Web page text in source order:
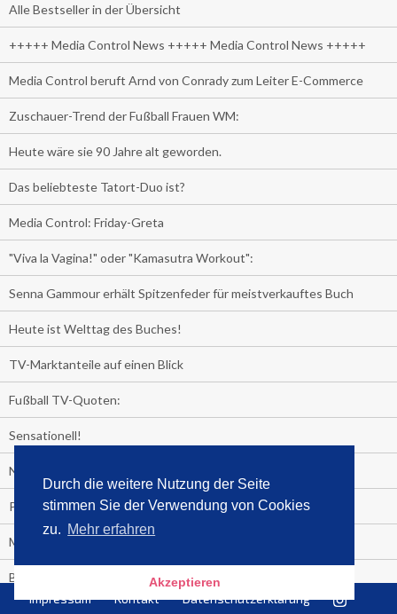
Durch die weitere Nutzung der Seite
stimmen Sie der Verwendung von Cookies
zu. Mehr erfahren
Akzeptieren
Alle Bestseller in der Übersicht
+++++ Media Control News +++++ Media Control News +++++
Media Control beruft Arnd von Conrady zum Leiter E-Commerce
Zuschauer-Trend der Fußball Frauen WM:
Heute wäre sie 90 Jahre alt geworden.
Das beliebteste Tatort-Duo ist?
Media Control: Friday-Greta
"Viva la Vagina!" oder "Kamasutra Workout":
Senna Gammour erhält Spitzenfeder für meistverkauftes Buch
Heute ist Welttag des Buches!
TV-Marktanteile auf einen Blick
Fußball TV-Quoten:
Sensationell!
Niederlande - Deutschland:
PRESSEMITTEILUNG
Media Control eBook-Panel
BIATHLON-WM im TV
Impressum Kontakt Datenschutzerklärung